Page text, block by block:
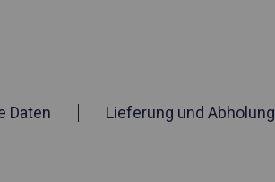
Daten Lieferung und Abholung